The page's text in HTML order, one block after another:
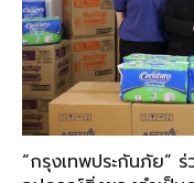
“กรุงเทพประกันภัย”